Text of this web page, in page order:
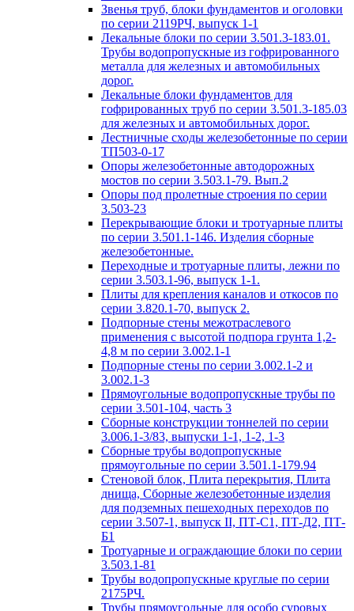
Звенья труб, блоки фундаментов и оголовки
по серии 2119РЧ, выпуск 1-1
Лекальные блоки по серии 3.501.3-183.01.
Трубы водопропускные из гофрированного
металла для железных и автомобильных
дорог.
Лекальные блоки фундаментов для
гофрированных труб по серии 3.501.3-185.03
для железных и автомобильных дорог.
Лестничные сходы железобетонные по серии
ТП503-0-17
Опоры железобетонные автодорожных
мостов по серии 3.503.1-79. Вып.2
Опоры под пролетные строения по серии
3.503-23
Перекрывающие блоки и тротуарные плиты
по серии 3.501.1-146. Изделия сборные
железобетонные.
Переходные и тротуарные плиты, лежни по
серии 3.503.1-96, выпуск 1-1.
Плиты для крепления каналов и откосов по
серии 3.820.1-70, выпуск 2.
Подпорные стены межотраслевого
применения с высотой подпора грунта 1,2-
4,8 м по серии 3.002.1-1
Подпорные стены по серии 3.002.1-2 и
3.002.1-3
Прямоугольные водопропускные трубы по
серии 3.501-104, часть 3
Сборные конструкции тоннелей по серии
3.006.1-3/83, выпуски 1-1, 1-2, 1-3
Сборные трубы водопропускные
прямоугольные по серии 3.501.1-179.94
Стеновой блок, Плита перекрытия, Плита
днища, Сборные железобетонные изделия
для подземных пешеходных переходов по
серии 3.507-1, выпуск II, ПТ-С1, ПТ-Д2, ПТ-
Б1
Тротуарные и ограждающие блоки по серии
3.503.1-81
Трубы водопропускные круглые по серии
2175РЧ.
Трубы прямоугольные для особо суровых